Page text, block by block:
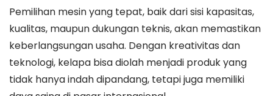
Pemilihan mesin yang tepat, baik dari sisi kapasitas,
kualitas, maupun dukungan teknis, akan memastikan
keberlangsungan usaha. Dengan kreativitas dan
teknologi, kelapa bisa diolah menjadi produk yang
tidak hanya indah dipandang, tetapi juga memiliki